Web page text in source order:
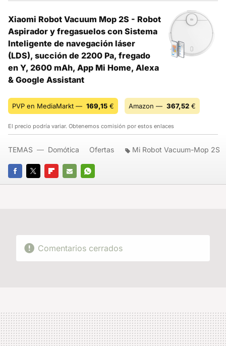
Xiaomi Robot Vacuum Mop 2S - Robot
Aspirador y fregasuelos con Sistema
Inteligente de navegación láser
(LDS), succión de 2200 Pa, fregado
en Y, 2600 mAh, App Mi Home, Alexa
& Google Assistant
PVP en MediaMarkt — 169,15 € Amazon — 367,52 €
El precio podría variar. Obtenemos comisión por estos enlaces
FACEBOOK
TWITTERFLIPBOARD
E-
WHATSAPP
TEMAS Domótica Ofertas Mi Robot Vacuum-Mop 2S
Comentarios cerrados